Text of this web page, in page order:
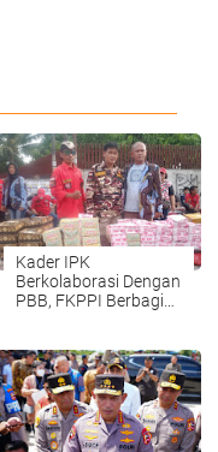
Kader IPK
Berkolaborasi Dengan
PBB, FKPPI Berbagi